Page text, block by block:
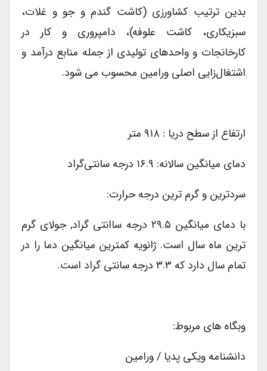
بدین ترتیب کشاورزی (کاشت گندم و جو و غلات،
سبزیکاری، کاشت علوفه)، دامپروری و کار در
کارخانجات و واحدهای تولیدی از جمله منابع درآمد و
اشتغال‌زایی اصلی ورامین محسوب می شود.
ارتفاع از سطح دریا : ۹۱۸ متر
دمای میانگین سالانه: ۱۶.۹ درجه سانتی‌گراد
سردترین و گرم ترین درجه حرارت:
با دمای میانگین ۲۹.۵ درجه ساانتی گراد, جولای گرم
ترین ماه سال است. ژانویه کمترین میانگین دما را در
تمام سال دارد که ۳.۳ درجه سانتی گراد است.
وبگاه های مربوط:
دانشنامه ویکی پدیا / ورامین